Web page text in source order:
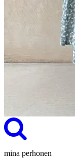
mina perhonen